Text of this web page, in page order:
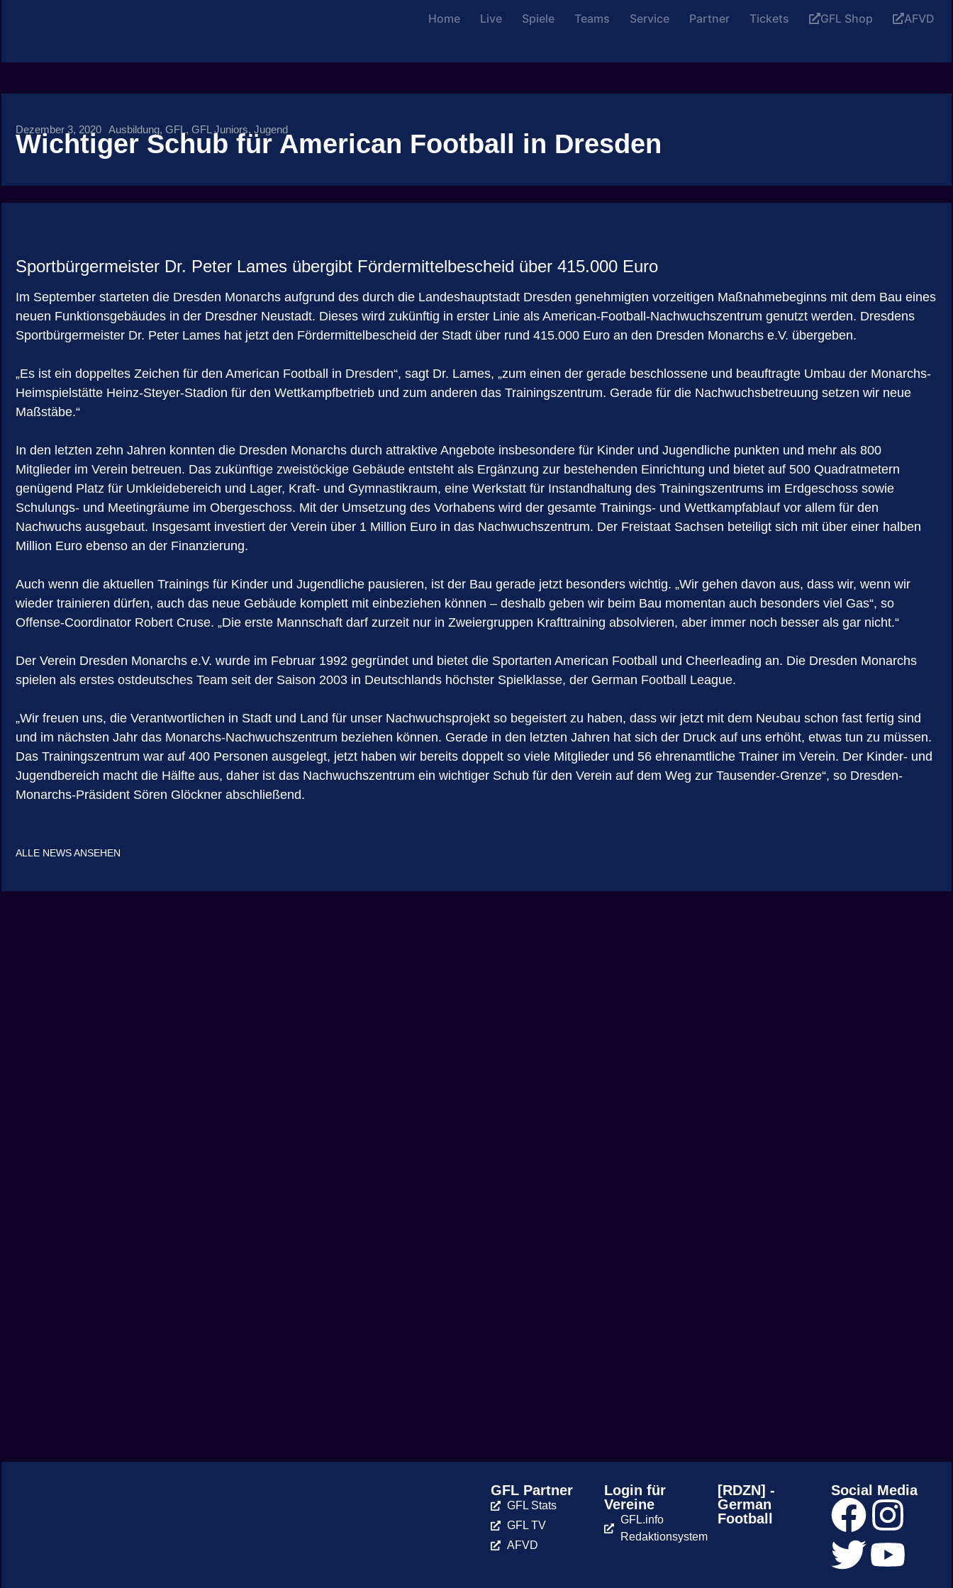
Home Live Spiele Teams Service Partner Tickets GFL Shop AFVD
Dezember 3, 2020 Ausbildung, GFL , GFL Juniors, Jugend
Wichtiger Schub für American Football in Dresden
Sportbürgermeister Dr. Peter Lames übergibt Fördermittelbescheid über 415.000 Euro
Im September starteten die Dresden Monarchs aufgrund des durch die Landeshauptstadt Dresden genehmigten vorzeitigen Maßnahmebeginns mit dem Bau eines
neuen Funktionsgebäudes in der Dresdner Neustadt. Dieses wird zukünftig in erster Linie als American-Football-Nachwuchszentrum genutzt werden. Dresdens
Sportbürgermeister Dr. Peter Lames hat jetzt den Fördermittelbescheid der Stadt über rund 415.000 Euro an den Dresden Monarchs e.V. übergeben.
„Es ist ein doppeltes Zeichen für den American Football in Dresden“, sagt Dr. Lames, „zum einen der gerade beschlossene und beauftragte Umbau der Monarchs-
Heimspielstätte Heinz-Steyer-Stadion für den Wettkampfbetrieb und zum anderen das Trainingszentrum. Gerade für die Nachwuchsbetreuung setzen wir neue
Maßstäbe.“
In den letzten zehn Jahren konnten die Dresden Monarchs durch attraktive Angebote insbesondere für Kinder und Jugendliche punkten und mehr als 800
Mitglieder im Verein betreuen. Das zukünftige zweistöckige Gebäude entsteht als Ergänzung zur bestehenden Einrichtung und bietet auf 500 Quadratmetern
genügend Platz für Umkleidebereich und Lager, Kraft- und Gymnastikraum, eine Werkstatt für Instandhaltung des Trainingszentrums im Erdgeschoss sowie
Schulungs- und Meetingräume im Obergeschoss. Mit der Umsetzung des Vorhabens wird der gesamte Trainings- und Wettkampfablauf vor allem für den
Nachwuchs ausgebaut. Insgesamt investiert der Verein über 1 Million Euro in das Nachwuchszentrum. Der Freistaat Sachsen beteiligt sich mit über einer halben
Million Euro ebenso an der Finanzierung.
Auch wenn die aktuellen Trainings für Kinder und Jugendliche pausieren, ist der Bau gerade jetzt besonders wichtig. „Wir gehen davon aus, dass wir, wenn wir
wieder trainieren dürfen, auch das neue Gebäude komplett mit einbeziehen können – deshalb geben wir beim Bau momentan auch besonders viel Gas“, so
Offense-Coordinator Robert Cruse. „Die erste Mannschaft darf zurzeit nur in Zweiergruppen Krafttraining absolvieren, aber immer noch besser als gar nicht.“
Der Verein Dresden Monarchs e.V. wurde im Februar 1992 gegründet und bietet die Sportarten American Football und Cheerleading an. Die Dresden Monarchs
spielen als erstes ostdeutsches Team seit der Saison 2003 in Deutschlands höchster Spielklasse, der German Football League.
„Wir freuen uns, die Verantwortlichen in Stadt und Land für unser Nachwuchsprojekt so begeistert zu haben, dass wir jetzt mit dem Neubau schon fast fertig sind
und im nächsten Jahr das Monarchs-Nachwuchszentrum beziehen können. Gerade in den letzten Jahren hat sich der Druck auf uns erhöht, etwas tun zu müssen.
Das Trainingszentrum war auf 400 Personen ausgelegt, jetzt haben wir bereits doppelt so viele Mitglieder und 56 ehrenamtliche Trainer im Verein. Der Kinder- und
Jugendbereich macht die Hälfte aus, daher ist das Nachwuchszentrum ein wichtiger Schub für den Verein auf dem Weg zur Tausender-Grenze“, so Dresden-
Monarchs-Präsident Sören Glöckner abschließend.
ALLE NEWS ANSEHEN
GFL Partner
GFL Stats
GFL TV
AFVD
Login für
Vereine
GFL.info
Redaktionsystem
[RDZN] -
German
Football
Social Media